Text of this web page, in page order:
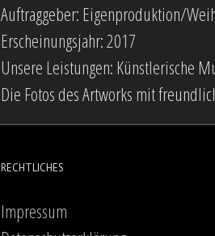
Auftraggeber: Eigenproduktion/
Erscheinungsjahr: 2017
Unsere Leistungen: Künstlerische
Die Fotos des Artworks mit
RECHTLICHES
Impressum